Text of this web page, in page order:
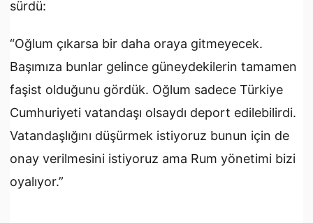
sürdü:
“Oğlum çıkarsa bir daha oraya gitmeyecek.
Başımıza bunlar gelince güneydekilerin tamamen
faşist olduğunu gördük. Oğlum sadece Türkiye
Cumhuriyeti vatandaşı olsaydı deport edilebilirdi.
Vatandaşlığını düşürmek istiyoruz bunun için de
onay verilmesini istiyoruz ama Rum yönetimi bizi
oyalıyor.”